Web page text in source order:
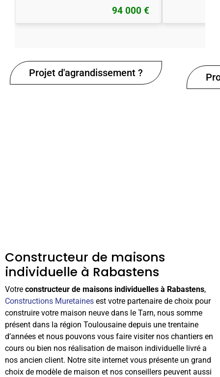
94 000 €
Projet d'agrandissement ?
Constructeur de maisons
individuelle à Rabastens
Votre constructeur de maisons individuelles à Rabastens,
Constructions Muretaines est votre partenaire de choix pour
construire votre maison neuve dans le Tarn, nous somme
présent dans la région Toulousaine depuis une trentaine
d’années et nous pouvons vous faire visiter nos chantiers en
cours ou bien nos réalisation de maison individuelle livré a
nos ancien client. Notre site internet vous présente un grand
choix de modèle de maison et nos conseillers peuvent aussi